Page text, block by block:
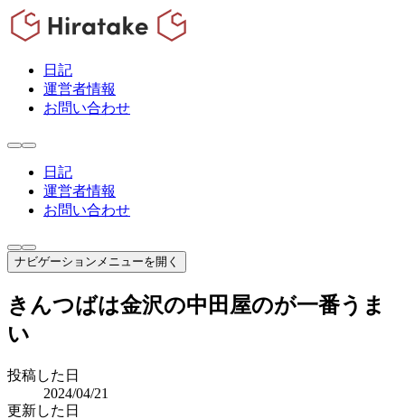
日記
運営者情報
お問い合わせ
日記
運営者情報
お問い合わせ
ナビゲーションメニューを開く
きんつばは金沢の中田屋のが一番うま
い
投稿した日
2024/04/21
更新した日